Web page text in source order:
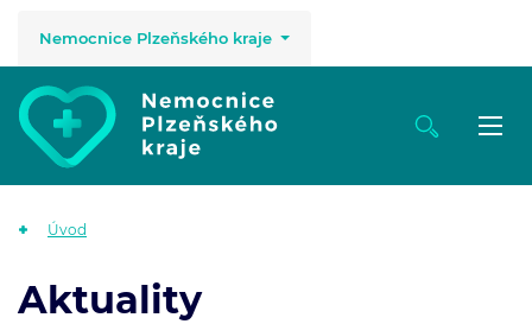
Nemocnice Plzeňského kraje
Úvod
Aktuality